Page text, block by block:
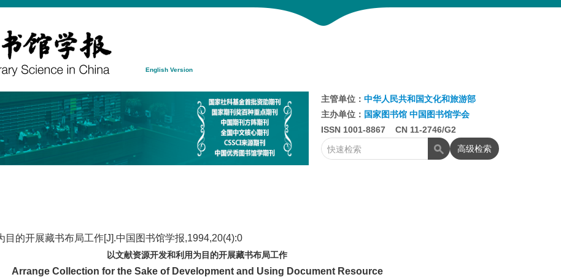
English Version
主管单位： 中华人民共和国文化和旅游部
主办单位： 国家图书馆 中国图书馆学会
ISSN 1001-8867 CN 11-2746/G2
高级检索
目的开展藏书布局工作[J].中国图书馆学报,1994,20(4):0
以文献资源开发和利用为目的开展藏书布局工作
Arrange Collection for the Sake of Development and Using Document Resource